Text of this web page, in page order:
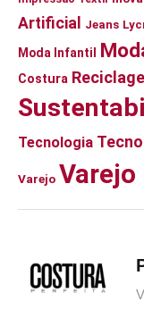
Artificial
Jeans
Moda Infantil
Costura
Tecnologia
Varejo Varejo